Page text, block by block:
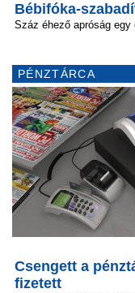
Bébifóka-
Száz éhező apróság egy
PÉNZTÁRCA
Csengett a
fizetett